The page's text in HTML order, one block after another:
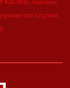
медицина
спутник